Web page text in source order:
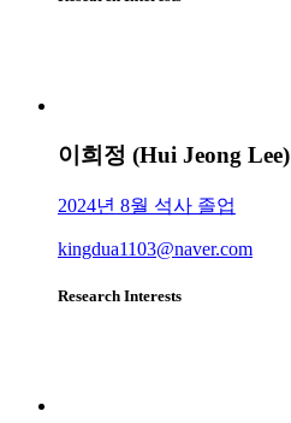
이희정 (Hui Jeong Lee)
2024년 8월 석사 졸업
kingdua1103@naver.com
Research Interests